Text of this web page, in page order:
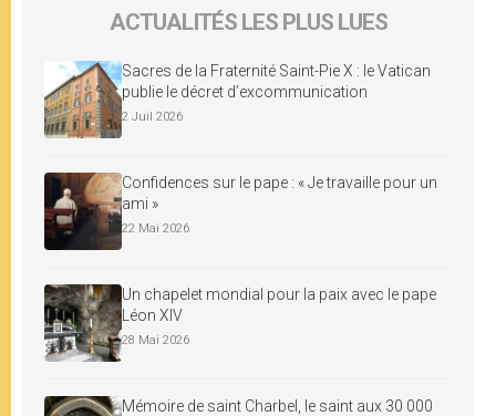
ACTUALITÉS LES PLUS LUES
Sacres de la Fraternité Saint-Pie X : le Vatican
publie le décret d’excommunication
2 Juil 2026
Confidences sur le pape : « Je travaille pour un
ami »
22 Mai 2026
Un chapelet mondial pour la paix avec le pape
Léon XIV
28 Mai 2026
Mémoire de saint Charbel, le saint aux 30 000